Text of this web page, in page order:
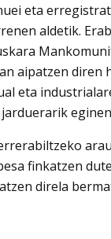
eta
aldetik.
aipatzen diren
eta
finkatzen
direla